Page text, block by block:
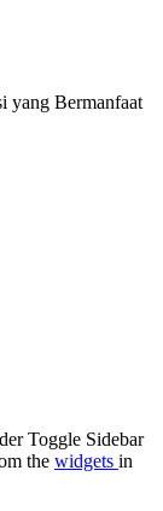
yang Bermanfaat
Toggle Sidebar
the widgets in